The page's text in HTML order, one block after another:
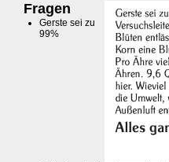
Fragen
Gerste sei zu
99%